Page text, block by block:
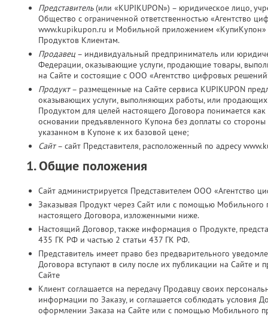
Представитель(или «KUPIKUPON») – юридическое лицо,
Общество с ограниченной ответственностью «Агентство
www.kupikupon.ru и Мобильной приложением
Продуктов Клиентам.
Продавец – индивидуальный предприниматель или
Федерации, оказывающие услуги, продающие товары,
на Сайте и состоящие с ООО «Агентство цифровых
Продукт– размещенные на Сайте сервиса KUPIKUPON
оказывающих услуги, выполняющих работы, или
Продуктом для целей настоящего Договора понимается
основании предъявленного Купона без доплаты со
указанном в Купоне к их базовой цене;
Сайт– сайт Представителя, расположенный по адресу
1. Общие положения
Сайт администрируется Представителем ООО «Агентство
Заказывая Продукт через Сайт или с помощью Мобильного
настоящего Договора, изложенными ниже.
Настоящий Договор, также информация о Продукте,
435 ГК РФ и частью 2 статьи 437 ГК РФ.
Представитель имеет право без предварительного
Договора вступают в силу после их публикации на Сайте
Сайте
Клиент соглашается на передачу Продавцу своих
информации по Заказу, и соглашается соблюдать условия
оформлении Заказа на Сайте или с помощью Мобильного